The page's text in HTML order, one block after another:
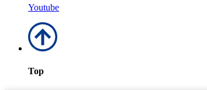
Youtube
Top